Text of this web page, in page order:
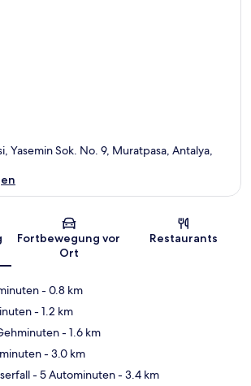
Yasemin Sok. No. 9, Muratpasa, Antalya,
Fortbewegung vor
Ort
Restaurants
- 0.8 km
- 1.2 km
- 1.6 km
- 3.0 km
- 5 Autominuten- 3.4 km